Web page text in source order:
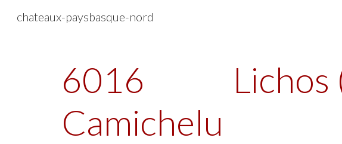
chateaux-paysbasque-nord
6016
Lichos
Camichelu